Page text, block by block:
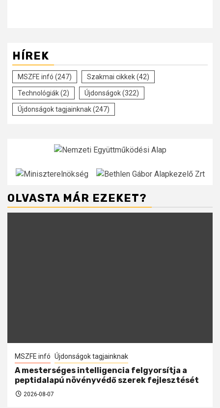
HÍREK
MSZFE infó (247) Szakmai cikkek(42)
Technológiák(2) Újdonságok(322)
Újdonságok tagjainknak(247)
OLVASTA MÁR EZEKET?
MSZFE infó Újdonságok tagjainknak
A mesterséges intelligencia felgyorsítja a
peptidalapú növényvédő szerek fejlesztését
2026-08-07